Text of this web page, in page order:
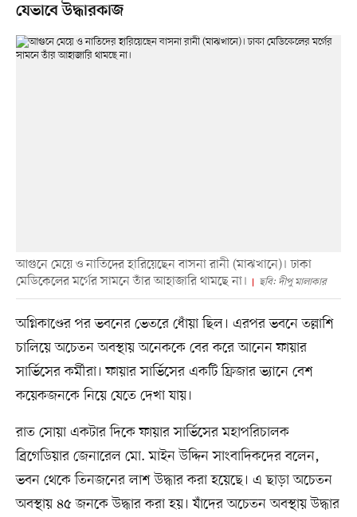
যেভাবে উদ্ধারকাজ
আগুনে মেয়ে ও নাতিদের হারিয়েছেন বাসনা রানী (মাঝখানে)। ঢাকা
মেডিকেলের মর্গের সামনে তাঁর আহাজারি থামছে না।
ছবি: দীপু মালাকার
অগ্নিকাণ্ডের পর ভবনের ভেতরে ধোঁয়া ছিল। এরপর ভবনে তল্লাশি
চালিয়ে অচেতন অবস্থায় অনেককে বের করে আনেন ফায়ার
সার্ভিসের কর্মীরা। ফায়ার সার্ভিসের একটি ফ্রিজার ভ্যানে বেশ
কয়েকজনকে নিয়ে যেতে দেখা যায়।
রাত সোয়া একটার দিকে ফায়ার সার্ভিসের মহাপরিচালক
ব্রিগেডিয়ার জেনারেল মো. মাইন উদ্দিন সাংবাদিকদের বলেন,
ভবন থেকে তিনজনের লাশ উদ্ধার করা হয়েছে। এ ছাড়া অচেতন
অবস্থায় ৪৫ জনকে উদ্ধার করা হয়। যাঁদের অচেতন অবস্থায় উদ্ধার